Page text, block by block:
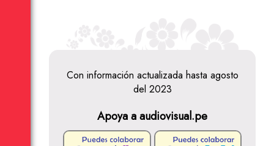
Con información actualizada hasta agosto
del 2023
Apoya a audiovisual.pe